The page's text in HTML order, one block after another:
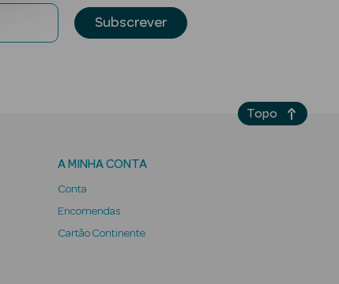
Subscrever
A MINHA CONTA
Conta
Encomendas
Cartão Continente
Topo